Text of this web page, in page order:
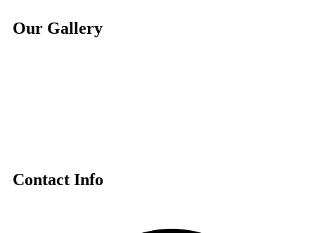
Our Gallery
Contact Info